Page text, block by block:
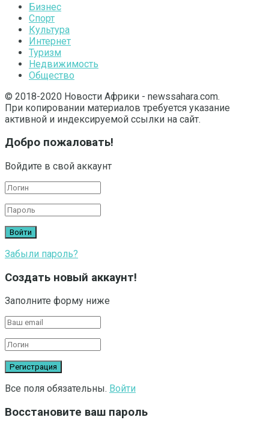
Бизнес
Спорт
Культура
Интернет
Туризм
Недвижимость
Общество
© 2018-2020 Новости Африки - newssahara.com.
При копировании материалов требуется указание
активной и индексируемой ссылки на сайт.
Добро пожаловать!
Войдите в свой аккаунт
Забыли пароль?
Создать новый аккаунт!
Заполните форму ниже
Все поля обязательны. Войти
Восстановите ваш пароль